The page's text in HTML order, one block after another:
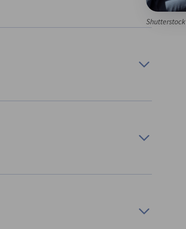
Shutterstock